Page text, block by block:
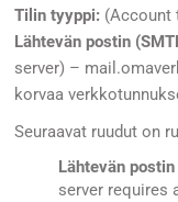
Tilin tyyppi: (Account
Lähtevän postin
server) –
korvaa
Seuraavat ruudut on
Lähtevän
server requires